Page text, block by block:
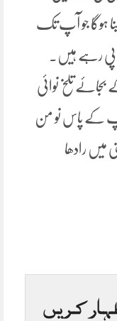
ہوگا جو آپ تک
پی رہے ہیں۔
تلخ نوائی
آپ کے پاس نو من
رادھا
کریں